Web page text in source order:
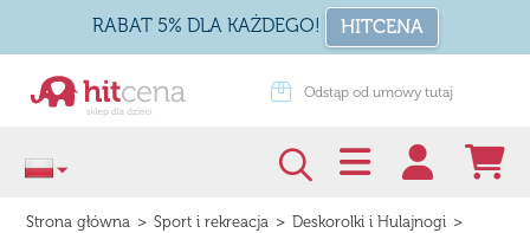
RABAT 5% DLA KAŻDEGO! HITCENA
Odstąp od umowy tutaj Zapakuj na prezent
Strona główna > Sport i rekreacja > Deskorolki i Hulajnogi >